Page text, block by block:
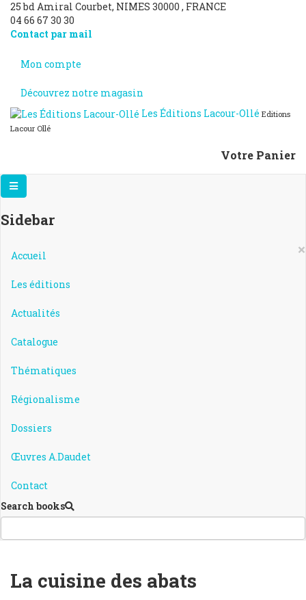
25 bd Amiral Courbet, NIMES 30000 , FRANCE
04 66 67 30 30
Contact par mail
Mon compte
Découvrez notre magasin
Les Éditions Lacour-Ollé Editions
Lacour Ollé
Votre Panier
Sidebar
×
Accueil
Les éditions
Actualités
Catalogue
Thématiques
Régionalisme
Dossiers
Œuvres A.Daudet
Contact
Search books
La cuisine des abats